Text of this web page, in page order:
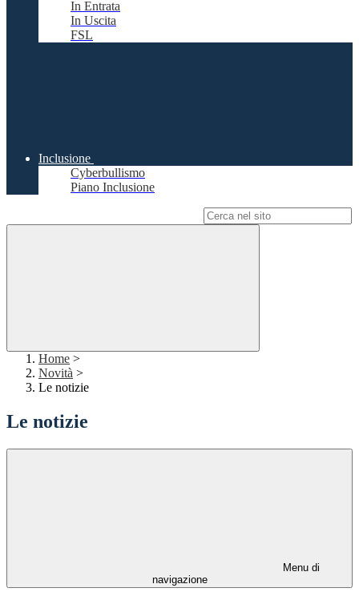
In Entrata
In Uscita
FSL
Inclusione
Cyberbullismo
Piano Inclusione
Home >
Novità >
Le notizie
Le notizie
Menu di
navigazione